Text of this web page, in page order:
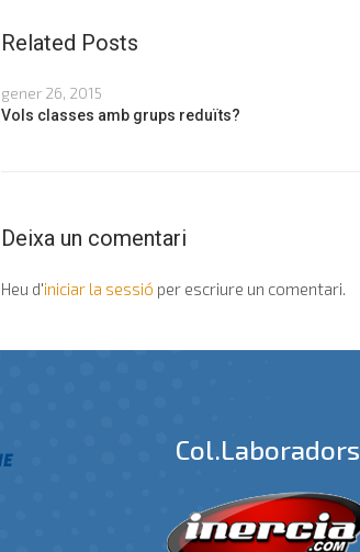
Related Posts
gener 26, 2015
Vols classes amb grups reduïts?
Deixa un comentari
Heu d'iniciar la sessió per escriure un comentari.
Col.laboradors